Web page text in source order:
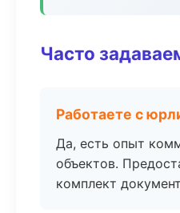
Часто
Работаете с
Да, есть опыт
объектов.
комплект